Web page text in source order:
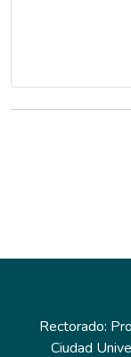
Rectorado:
Ciudad